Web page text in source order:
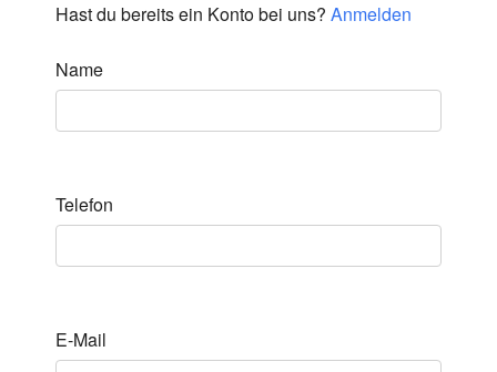
Hast du bereits ein Konto bei uns? Anmelden
Name
Telefon
E-Mail